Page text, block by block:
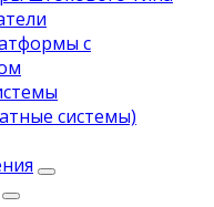
с
системы)